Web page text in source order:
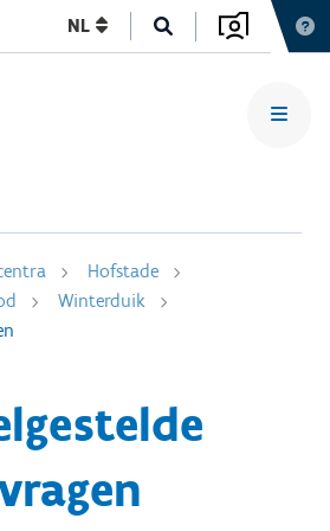
NL
Hofstade
Winterduik